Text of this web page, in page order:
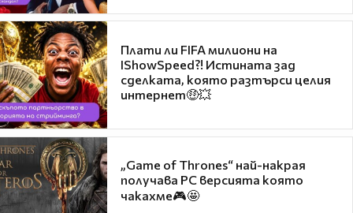
Плати ли FIFA милиони на
IShowSpeed?! Истината зад
сделката, която разтърси целия
интернет🤑💥
„Game of Thrones“ най-накрая
получава PC версията която
чакахме🎮🤩